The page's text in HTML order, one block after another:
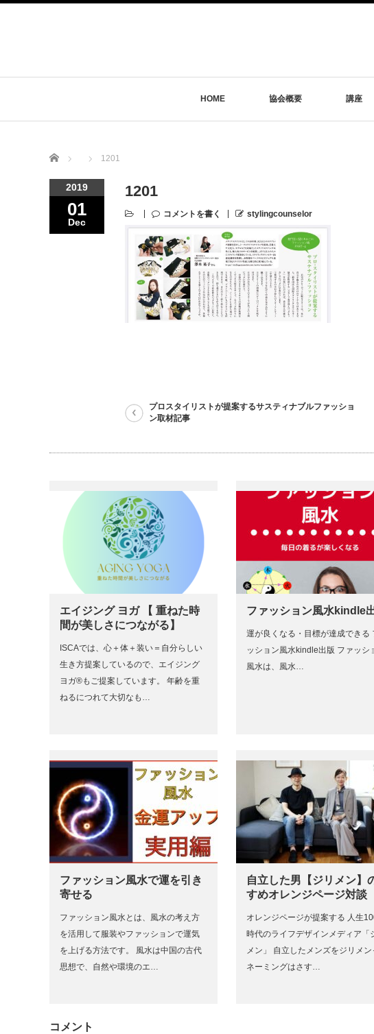
HOME 協会概要 講座
Home 1201
2019
01
Dec
1201
コメントを書く stylingcounselor
プロスタイリストが提案するサスティナブルファッショ
ン取材記事
エイジング ヨガ 【 重ねた時
間が美しさにつながる】
ISCAでは、心＋体＋装い＝自分らしい
生き方提案しているので、エイジング
ヨガ®もご提案しています。 年齢を重
ねるにつれて大切なも…
ファッション風水kindle
運が良くなる・目標が達成できる
ッション風水kindle出版 ファッシ
風水は、風水…
ファッション風水で運を引き
寄せる
ファッション風水とは、風水の考え方
を活用して服装やファッションで運気
を上げる方法です。 風水は中国の古代
思想で、自然や環境のエ…
自立した男【ジリメン】
すめオレンジページ対談
オレンジページが提案する 人生
時代のライフデザインメディア「
メン」 自立したメンズをジリメン
ネーミングはさす…
コメント